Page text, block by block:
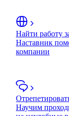
Найти работу
Наставник
компании
Научим